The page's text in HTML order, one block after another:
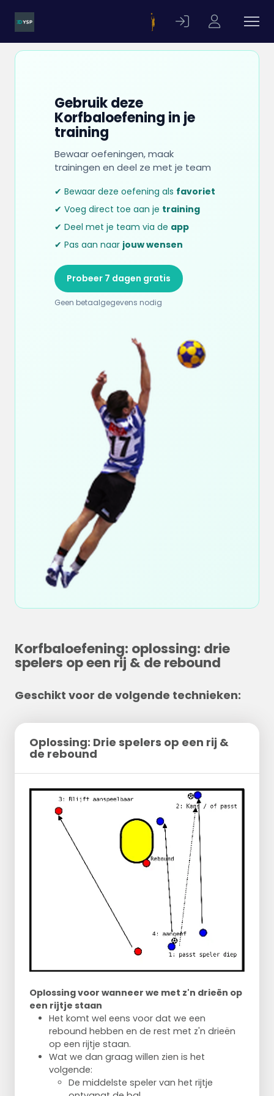
Gebruik deze
Korfbaloefening in je
training
Bewaar oefeningen, maak
trainingen en deel ze met je team
✔ Bewaar deze oefening als favoriet
✔ Voeg direct toe aan je training
✔ Deel met je team via de app
✔ Pas aan naar jouw wensen
Probeer 7 dagen gratis
Geen betaalgegevens nodig
Korfbaloefening: oplossing: drie
spelers op een rij & de rebound
Geschikt voor de volgende technieken:
Oplossing: Drie spelers op een rij &
de rebound
Oplossing voor wanneer we met z'n drieën op
een rijtje staan
Het komt wel eens voor dat we een
rebound hebben en de rest met z'n drieën
op een rijtje staan.
Wat we dan graag willen zien is het
volgende:
De middelste speler van het rijtje